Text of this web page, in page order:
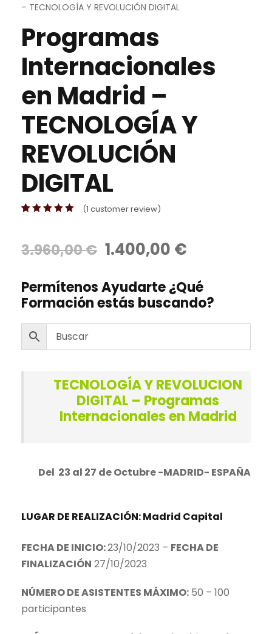
– TECNOLOGÍA Y REVOLUCIÓN DIGITAL
Programas
Internacionales
en Madrid –
TECNOLOGÍA Y
REVOLUCIÓN
DIGITAL
valoración de
un cliente
(1 customer review)
3.960,00€ E
r
e
c
r
g
a
r
:
3
.
1.400,00 €
r
e
c
c
t
u
e
1
4
0
Permítenos Ayudarte ¿Qué
Formación estás buscando?
TECNOLOGÍA Y REVOLUCION
DIGITAL – Programas
Internacionales en Madrid
Del 23 al 27 de Octubre -MADRID- ESPAÑA
LUGAR DE REALIZACIÓN:Madrid Capital
FECHA DE INICIO:23/10/2023 – FECHA DE
FINALIZACIÓN 27/10/2023
NÚMERO DE ASISTENTES MÁXIMO: 50 – 100
participantes